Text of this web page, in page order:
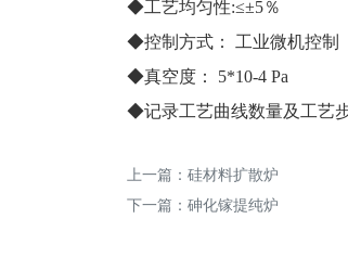
◆工艺均匀性:≤±5％
◆控制方式： 工业微机控制
◆真空度： 5*10-4 Pa
◆记录工艺曲线数量及工艺
上一篇： 硅材料扩散炉
下一篇： 砷化镓提纯炉